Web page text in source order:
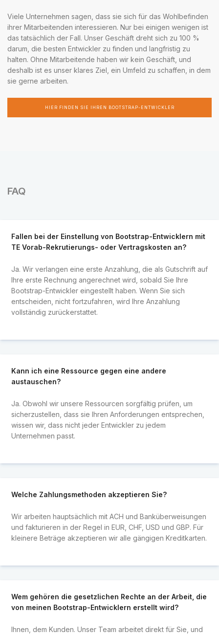
Viele Unternehmen sagen, dass sie sich für das Wohlbefinden
ihrer Mitarbeitenden interessieren. Nur bei einigen wenigen ist
das tatsächlich der Fall. Unser Geschäft dreht sich zu 100 %
darum, die besten Entwickler zu finden und langfristig zu
halten. Ohne Mitarbeitende haben wir kein Geschäft, und
deshalb ist es unser klares Ziel, ein Umfeld zu schaffen, in dem
sie gerne arbeiten.
HIER FINDEN SIE IHREN BOOTSTRAP-ENTWICKLER
FAQ
Fallen bei der Einstellung von Bootstrap-Entwicklern mit
TE Vorab-Rekrutierungs- oder Vertragskosten an?
Ja. Wir verlangen eine erste Anzahlung, die als Gutschrift auf
Ihre erste Rechnung angerechnet wird, sobald Sie Ihre
Bootstrap-Entwickler eingestellt haben. Wenn Sie sich
entscheiden, nicht fortzufahren, wird Ihre Anzahlung
vollständig zurückerstattet.
Kann ich eine Ressource gegen eine andere
austauschen?
Ja. Obwohl wir unsere Ressourcen sorgfältig prüfen, um
sicherzustellen, dass sie Ihren Anforderungen entsprechen,
wissen wir, dass nicht jeder Entwickler zu jedem
Unternehmen passt.
Welche Zahlungsmethoden akzeptieren Sie?
Wir arbeiten hauptsächlich mit ACH und Banküberweisungen
und fakturieren in der Regel in EUR, CHF, USD und GBP. Für
kleinere Beträge akzeptieren wir alle gängigen Kreditkarten.
Wem gehören die gesetzlichen Rechte an der Arbeit, die
von meinen Bootstrap-Entwicklern erstellt wird?
Ihnen, dem Kunden. Unser Team arbeitet direkt für Sie, und